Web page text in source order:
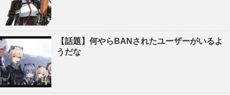
【話題】何やらBANされたユーザーがいるよ
うだな